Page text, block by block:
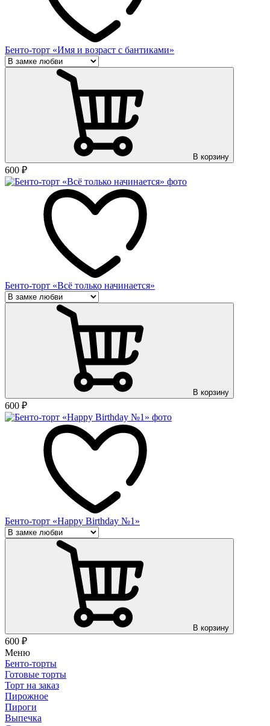
Бенто-торт «Имя и возраст с бантиками»
В корзину
600 ₽
Бенто-торт «Всё только начинается»
В корзину
600 ₽
Бенто-торт «Happy Birthday №1»
В корзину
600 ₽
Меню
Бенто-торты
Готовые торты
Торт на заказ
Пирожное
Пироги
Выпечка